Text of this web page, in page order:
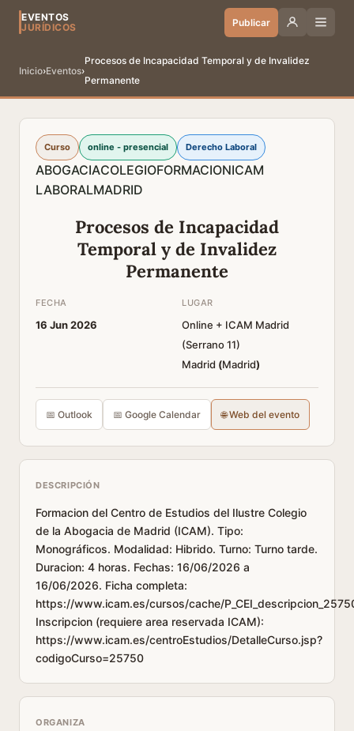
EVENTOS
JURÍDICOS
Publicar
Inicio›Eventos›
Procesos de Incapacidad Temporal y de Invalidez
Permanente
Curso online - presencial Derecho Laboral
ABOGACIACOLEGIOFORMACIONICAM
LABORALMADRID
Procesos de Incapacidad
Temporal y de Invalidez
Permanente
FECHA
16 Jun 2026
LUGAR
Online + ICAM Madrid
(Serrano 11)
Madrid (Madrid)
📅 Outlook 📅 Google Calendar 🌐 Web del evento
DESCRIPCIÓN
Formacion del Centro de Estudios del Ilustre Colegio
de la Abogacia de Madrid (ICAM). Tipo:
Monográficos. Modalidad: Hibrido. Turno: Turno tarde.
Duracion: 4 horas. Fechas: 16/06/2026 a
16/06/2026. Ficha completa:
https://www.icam.es/cursos/cache/
Inscripcion (requiere area reservada ICAM):
https://www.icam.es/centroEstudios/DetalleCurso.jsp?
codigoCurso=25750
ORGANIZA